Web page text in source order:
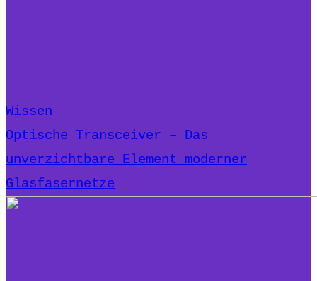
Wissen
Optische Transceiver – Das
unverzichtbare Element moderner
Glasfasernetze